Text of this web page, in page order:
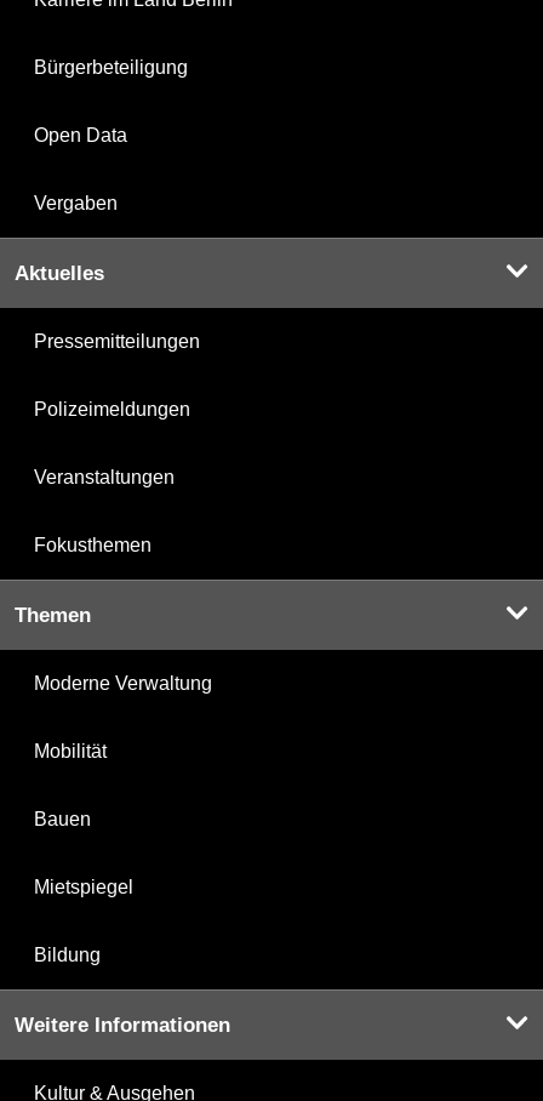
Bürgerbeteiligung
Open Data
Vergaben
Aktuelles
Pressemitteilungen
Polizeimeldungen
Veranstaltungen
Fokusthemen
Themen
Moderne Verwaltung
Mobilität
Bauen
Mietspiegel
Bildung
Weitere Informationen
Kultur & Ausgehen